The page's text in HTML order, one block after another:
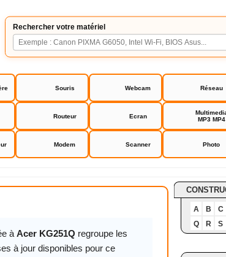
Rechercher votre matériel
Souris Webcam Réseau
Routeur Ecran
MP3 MP4
Modem Scanner Photo
à Acer KG251Q regroupe les
à jour disponibles pour ce
A B
C
Q
R S